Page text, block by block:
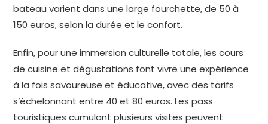
bateau varient dans une large fourchette, de 50 à
150 euros, selon la durée et le confort.
Enfin, pour une immersion culturelle totale, les cours
de cuisine et dégustations font vivre une expérience
à la fois savoureuse et éducative, avec des tarifs
s’échelonnant entre 40 et 80 euros. Les pass
touristiques cumulant plusieurs visites peuvent